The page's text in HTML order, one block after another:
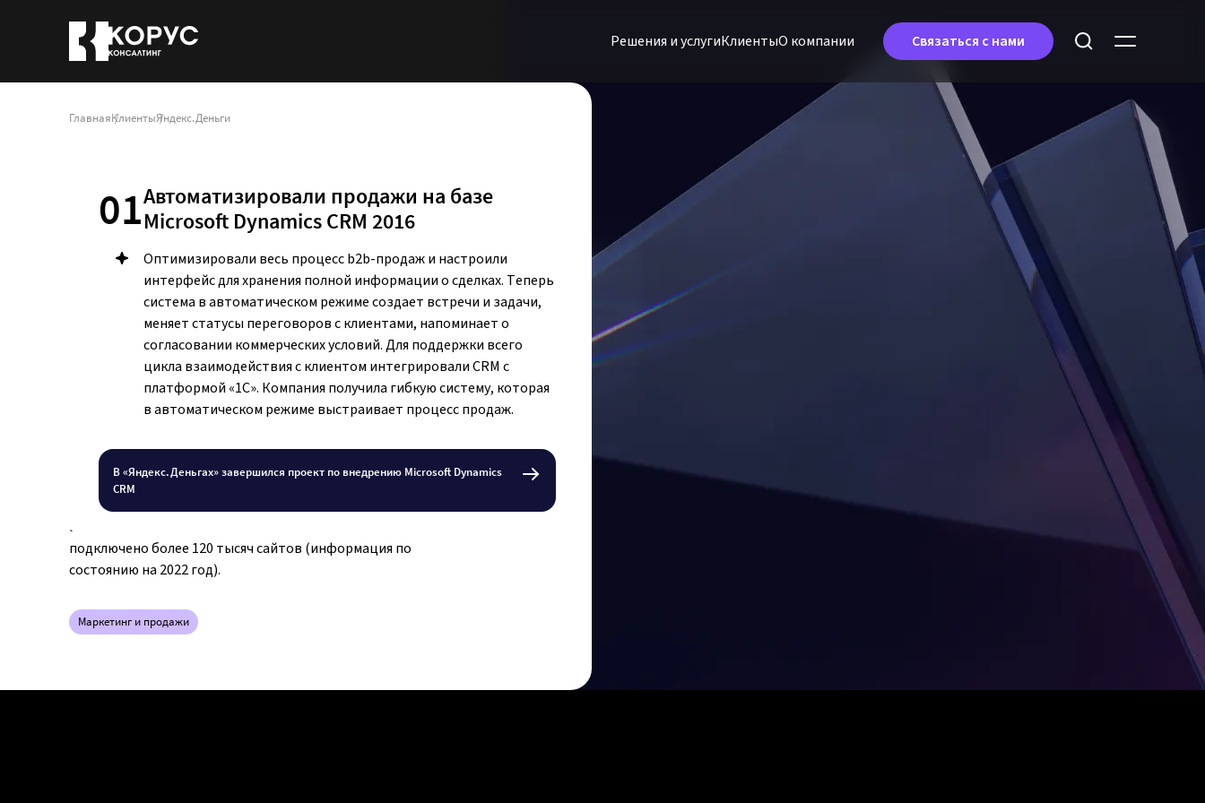
Решения и услугиКлиентыO кoмпании Связаться с нами
ГлавнаяКлиентыЯндекс.Деньги
«Яндекс.Деньги» — сервис электронных платежей в Рунете.
пользователям оплачивать товары и услуги, а компаниям
принимать онлайн-оплату. В 2020 году
«Яндекс.Деньги» сменили название на ЮМоney. В сервисе
зарегистрировано больше 60 миллионов кошельков и
подключено более 120 тысяч сайтов (информация по
состоянию на 2022 год).
Маркетинг и продажи
01Автоматизировали продажи на базе
Microsoft Dynamics CRM 2016
Оптимизировали весь процесс b2b-продаж и настроили
интерфейс для хранения полной информации о сделках. Теперь
система в автоматическом режиме создает встречи и задачи,
меняет статусы переговоров с клиентами, напоминает о
согласовании коммерческих условий. Для поддержки всего
цикла взаимодействия с клиентом интегрировали CRM с
платформой «1С». Компания получила гибкую систему, которая
в автоматическом режиме выстраивает процесс продаж.
В «Яндекс.Деньгах» завершился проект по внедрению Microsoft Dynamics
CRM